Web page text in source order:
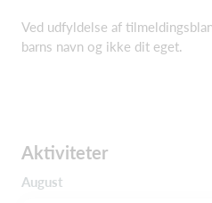
Ved udfyldelse af
barns navn og ikke dit eget.
Aktiviteter
August